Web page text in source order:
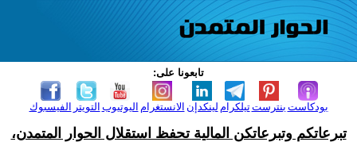
تابعونا على:
الفيسبوك التويتر اليوتيوب الانستغرام لينكدإن تيلكرامبنترست بودكاست
تبرعاتكم وتبرعاتكن المالية تحفظ استقلال الحوار المتمدن،